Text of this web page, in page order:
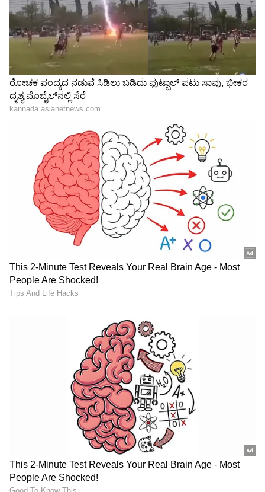
ನಿಧಿಯನ್ನು ವಿಲನ್​ ಮಾಡಲಾಗಿದೆ. ಇದನ್ನೇ ಸುಧಾರಾಣಿ
ಹೇಳಿದ್ದು, ತಮಗೆ ಇದರ ಬಗ್ಗೆ ತಿಳಿದಿರುವುದಿಲ್ಲ ಎಂದಿದ್ದಾರೆ.
ಇದೇ ವೇಳೆ, ಈ ಸೀರಿಯಲ್​ ಅನ್ನು ಕೆಲವರು ಕೆಲವು
ರೀತಿಯಲ್ಲಿ ಸ್ವೀಕರಿಸುತ್ತಾ ಇದ್ದಾರೆ. ಹಲವರು ಶ್ಲಾಘನೆ
ವ್ಯಕ್ತಪಡಿಸಿದರೆ, ಕೆಲವರು ನೆಗೆಟಿವ್​ ಕಮೆಂಟ್​ ಕೂಡ
ಮಾಡುವುದು ಇದೆ. ಇವೆರಡನ್ನೂ ತಾವು ಸಮನಾಗಿ
ಸ್ವೀಕರಿಸುವುದಾಗಿ ನಟಿ ಹೇಳಿದ್ದಾರೆ. ಬಣ್ಣದ ಲೋಕಕ್ಕೆ ಬಂದು
40 ವರ್ಷ ಆದರೂ ತಾವು ಕಲಿಯುವುದು ಇನ್ನೂ ಇದೆ,
ಸೀರಿಯಲ್​ ಜಾಗದಲ್ಲಿಯೂ ಪ್ರತಿದಿನವೂ ಹೊಸತನ್ನು
ಕಲಿಯುತ್ತಿರುವುದಾಗಿ ತಿಳಿಸಿದ್ದಾರೆ.
ಕನಕೋತ್ಸವದಲ್ಲಿ ರಿಷಬ್ ಶೆಟ್ಟಿ | Rishab
Shetty speech | Suvarna News
ಶೇ.50 ರಿಂದ ಶೇ.18 ಕ್ಕೆ TAX ಇಳಿಕೆ: ಮೋದಿ-
ಟ್ರಂಪ್ ಐತಿಹಾಸಿಕ ಒಪ್ಪಂದ | India US
Trade Deal | Party Rounds